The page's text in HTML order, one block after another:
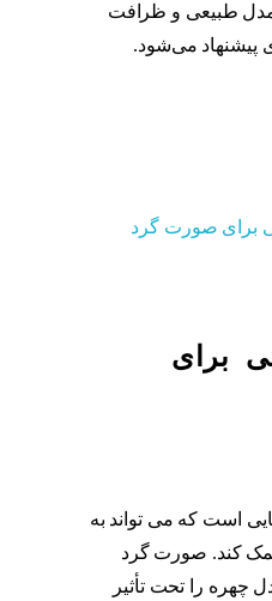
طبیعی و ظرافت
پیشنهاد می‌شود.
برای
است که می تواند به
کند. صورت گرد
چهره را تحت تأثیر